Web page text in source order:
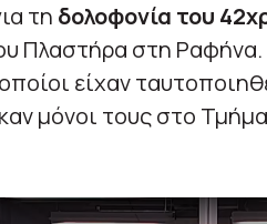
τη δολοφονία του
Πλαστήρα στη Ραφήνα.
είχαν
μόνοι τους στο